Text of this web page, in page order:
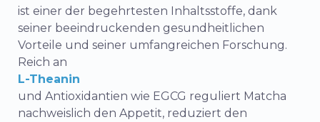
ist einer der begehrtesten Inhaltsstoffe, dank
seiner beeindruckenden gesundheitlichen
Vorteile und seiner umfangreichen Forschung.
Reich an
L-Theanin
und Antioxidantien wie EGCG reguliert Matcha
nachweislich den Appetit, reduziert den